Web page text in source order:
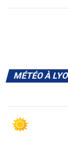
MÉTÉO À